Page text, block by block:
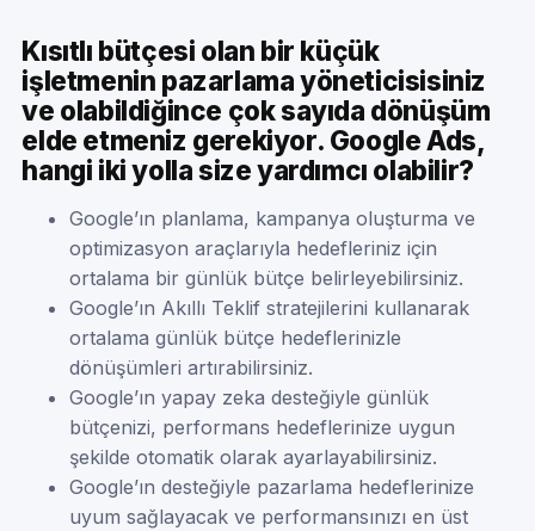
Kısıtlı bütçesi olan bir küçük
işletmenin pazarlama yöneticisisiniz
ve olabildiğince çok sayıda dönüşüm
elde etmeniz gerekiyor. Google Ads,
hangi iki yolla size yardımcı olabilir?
Google’ın planlama, kampanya oluşturma ve
optimizasyon araçlarıyla hedefleriniz için
ortalama bir günlük bütçe belirleyebilirsiniz.
Google’ın Akıllı Teklif stratejilerini kullanarak
ortalama günlük bütçe hedeflerinizle
dönüşümleri artırabilirsiniz.
Google’ın yapay zeka desteğiyle günlük
bütçenizi, performans hedeflerinize uygun
şekilde otomatik olarak ayarlayabilirsiniz.
Google’ın desteğiyle pazarlama hedeflerinize
uyum sağlayacak ve performansınızı en üst